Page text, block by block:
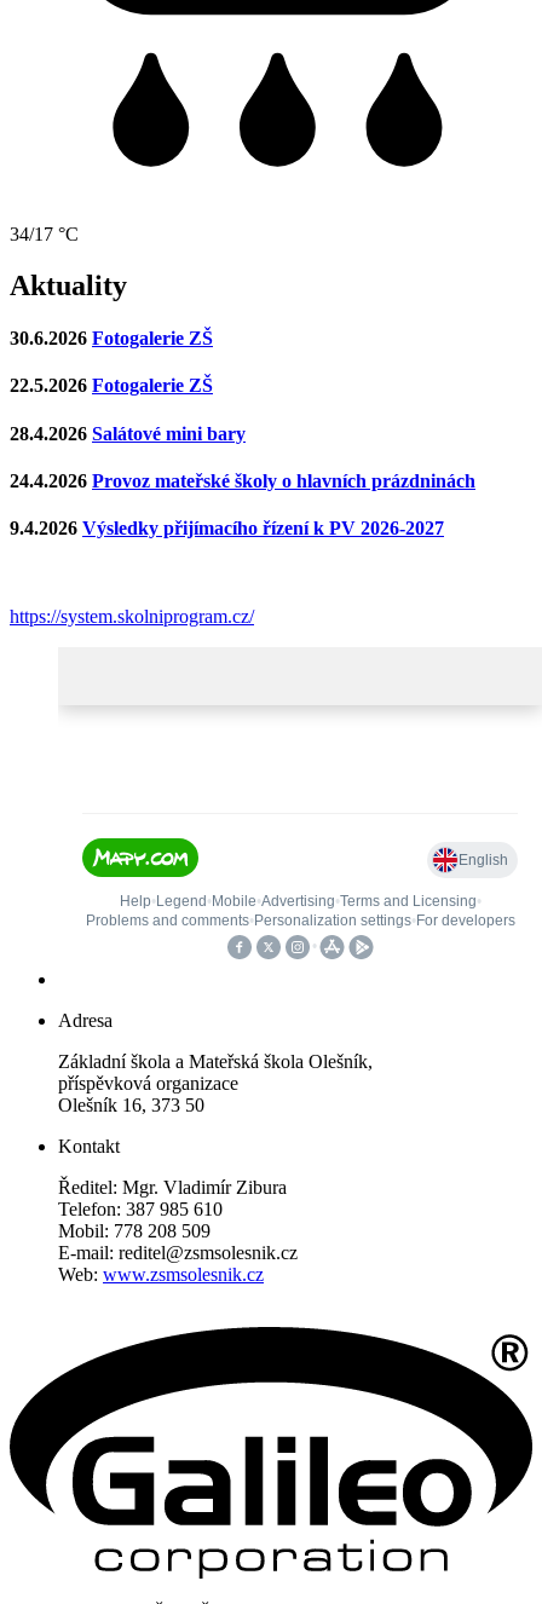
34/17 °C
Aktuality
30.6.2026 Fotogalerie ZŠ
22.5.2026 Fotogalerie ZŠ
28.4.2026 Salátové mini bary
24.4.2026 Provoz mateřské školy o hlavních prázdninách
9.4.2026 Výsledky přijímacího řízení k PV 2026-2027
https://system.skolniprogram.cz/
Adresa
Základní škola a Mateřská škola Olešník,
příspěvková organizace
Olešník 16, 373 50
Kontakt
Ředitel: Mgr. Vladimír Zibura
Telefon: 387 985 610
Mobil: 778 208 509
E-mail: reditel@zsmsolesnik.cz
Web: www.zsmsolesnik.cz